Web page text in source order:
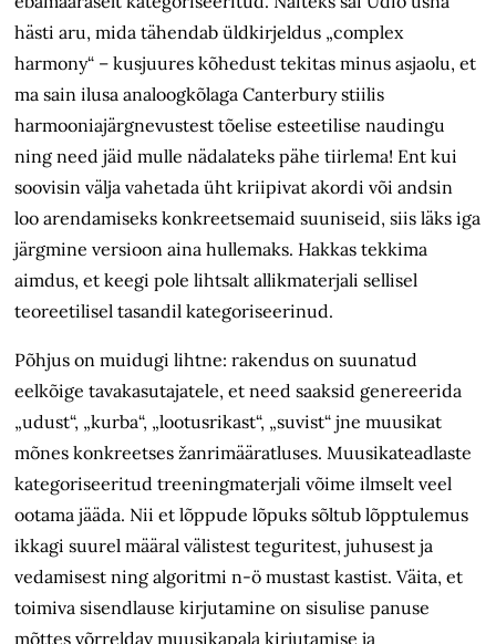
hästi aru, mida tähendab üldkirjeldus „complex
harmony“ – kusjuures kõhedust tekitas minus asjaolu, et
ma sain ilusa analoogkõlaga Canterbury stiilis
harmooniajärgnevustest tõelise esteetilise naudingu
ning need jäid mulle nädalateks pähe tiirlema! Ent kui
soovisin välja vahetada üht kriipivat akordi või andsin
loo arendamiseks konkreetsemaid suuniseid, siis läks iga
järgmine versioon aina hullemaks. Hakkas tekkima
aimdus, et keegi pole lihtsalt allikmaterjali sellisel
teoreetilisel tasandil kategoriseerinud.
Põhjus on muidugi lihtne: rakendus on suunatud
eelkõige tavakasutajatele, et need saaksid genereerida
„udust“, „kurba“, „lootusrikast“, „suvist“ jne muusikat
mõnes konkreetses žanrimääratluses. Muusikateadlaste
kategoriseeritud treeningmaterjali võime ilmselt veel
ootama jääda. Nii et lõppude lõpuks sõltub lõpptulemus
ikkagi suurel määral välistest teguritest, juhusest ja
vedamisest ning algoritmi n-ö mustast kastist. Väita, et
toimiva sisendlause kirjutamine on sisulise panuse
mõttes võrreldav muusikapala kirjutamise ja